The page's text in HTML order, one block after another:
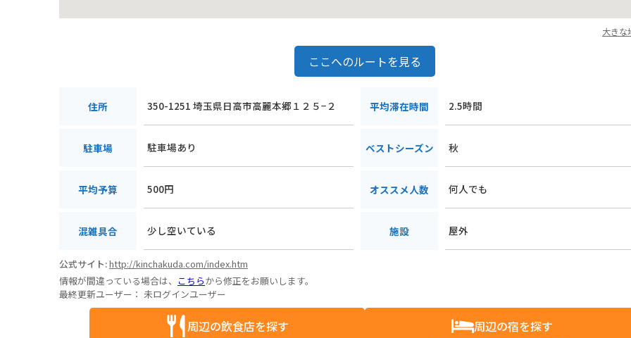
大きな
ここへのルートを見る
住所 350-1251 埼玉県日高市高麗本郷１２５−２ 平均滞在時間 2.5時間
駐車場 駐車場あり ベストシーズン 秋
平均予算 500円 オススメ人数 何人でも
混雑具合 少し空いている 施設 屋外
公式サイト:http://kinchakuda.com/index.htm
情報が間違っている場合は、 こちらから修正をお願いします。
最終更新ユーザー： 未ログインユーザー
周辺の飲食店を探す 周辺の宿を探す